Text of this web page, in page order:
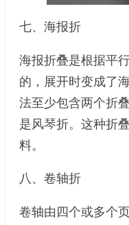
七、海报折
海报折叠是根据平
的，展开时变成了
法至少包含两个折
是风琴折。这种折
料。
八、卷轴折
卷轴由四个或多个